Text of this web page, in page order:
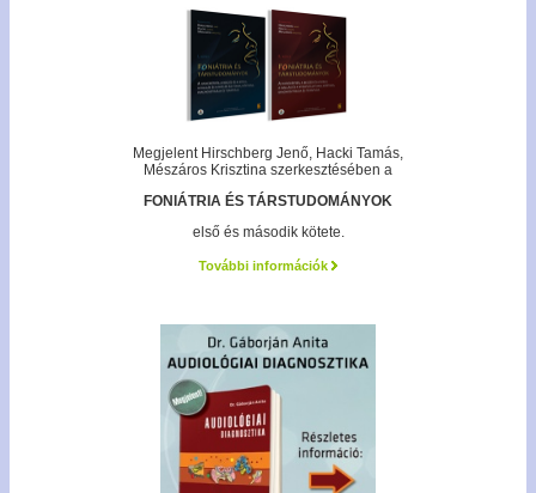
Megjelent Hirschberg Jenő, Hacki Tamás,
Mészáros Krisztina szerkesztésében a
FONIÁTRIA ÉS TÁRSTUDOMÁNYOK
első és második kötete.
További információk